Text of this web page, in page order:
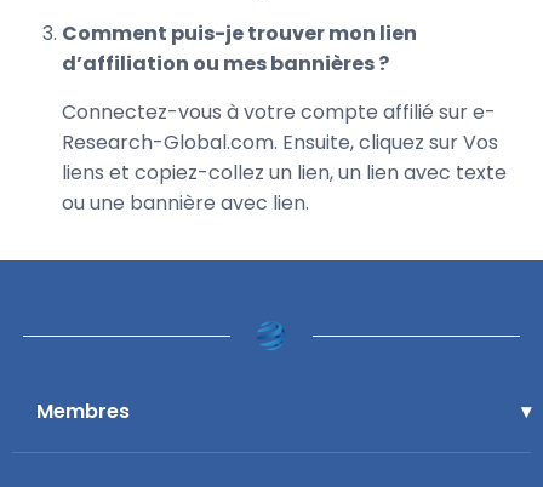
Comment puis-je trouver mon lien
d’affiliation ou mes bannières ?
Connectez-vous à votre compte affilié sur e-
Research-Global.com. Ensuite, cliquez sur Vos
liens et copiez-collez un lien, un lien avec texte
ou une bannière avec lien.
Membres